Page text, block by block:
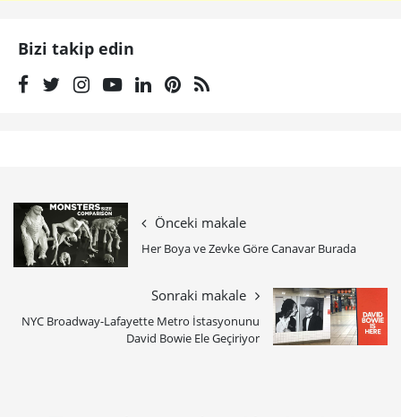
Bizi takip edin
Önceki makale
Her Boya ve Zevke Göre Canavar Burada
Sonraki makale
NYC Broadway-Lafayette Metro İstasyonunu
David Bowie Ele Geçiriyor